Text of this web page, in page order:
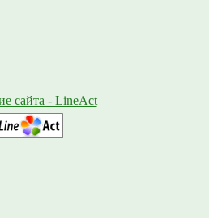
сайта - LineAct